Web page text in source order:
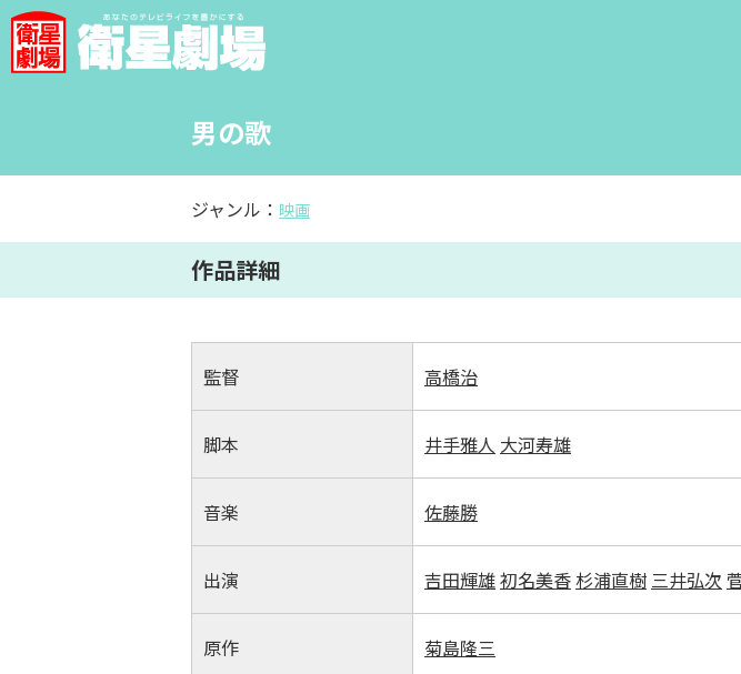
男の歌
ジャンル： 映画
作品詳細
監督 高橋治
脚本 井手雅人 大河寿雄
音楽 佐藤勝
出演 吉田輝雄初名美香杉浦直樹 三井弘次
原作 菊島隆三